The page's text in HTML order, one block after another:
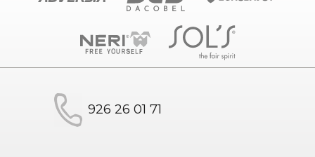
926 26 01 71